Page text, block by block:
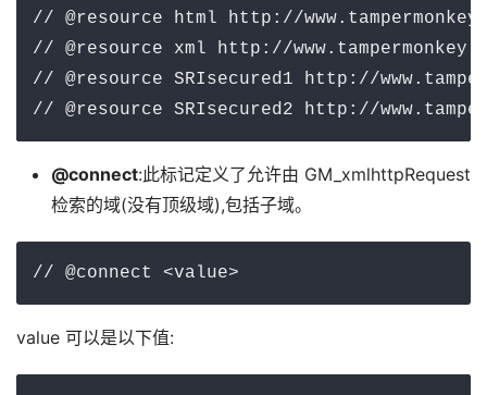
// @resource html http://
// @resource xml http://
// @resource SRIsecured1 http://
// @resource SRIsecured2 http://
@connect:此标记定义了允许由 GM_xmlhttpRequest
检索的域(没有顶级域),包括子域。
// @connect <value>
value 可以是以下值: